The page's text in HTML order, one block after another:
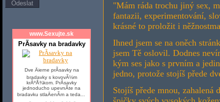
"Mám ráda trochu jiný sex,
fantazii, experimentování,
krásné to proložit i
Ihned jsem se na oněch
jsem Tě oslovil. Dodnes
kým ses jako s prvním a
jedno, protože stojíš přede
Stojíš přede mnou, zahalená
www.Sexujte.sk
PrÃ­savky na bradavky
Dve Äierne prÃ­savky na
bradavky s kovovÃ½m
krÃºÅ¾kom. PrÃ­savky
jednoducho upevnÃ­te na
bradavku stlaÄenÃ­m a teda...